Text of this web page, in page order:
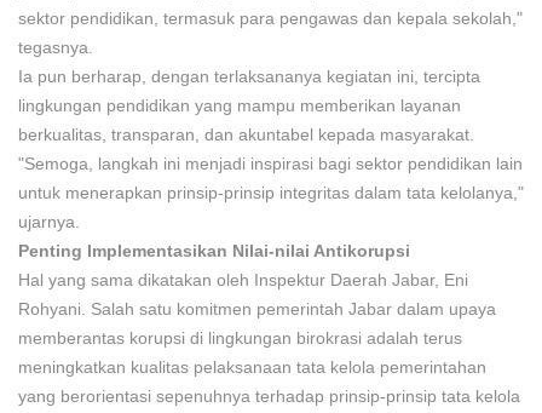
sektor pendidikan, termasuk para pengawas dan kepala sekolah,"
tegasnya.
Ia pun berharap, dengan terlaksananya kegiatan ini, tercipta
lingkungan pendidikan yang mampu memberikan layanan
berkualitas, transparan, dan akuntabel kepada masyarakat.
"Semoga, langkah ini menjadi inspirasi bagi sektor pendidikan lain
untuk menerapkan prinsip-prinsip integritas dalam tata kelolanya,"
ujarnya.
Penting Implementasikan Nilai-nilai Antikorupsi
Hal yang sama dikatakan oleh Inspektur Daerah Jabar, Eni
Rohyani. Salah satu komitmen pemerintah Jabar dalam upaya
memberantas korupsi di lingkungan birokrasi adalah terus
meningkatkan kualitas pelaksanaan tata kelola pemerintahan
yang berorientasi sepenuhnya terhadap prinsip-prinsip tata kelola